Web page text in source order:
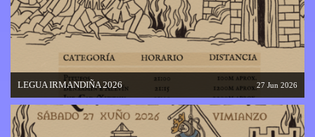
LEGUA IRMANDIÑA 2026 27 Jun 2026